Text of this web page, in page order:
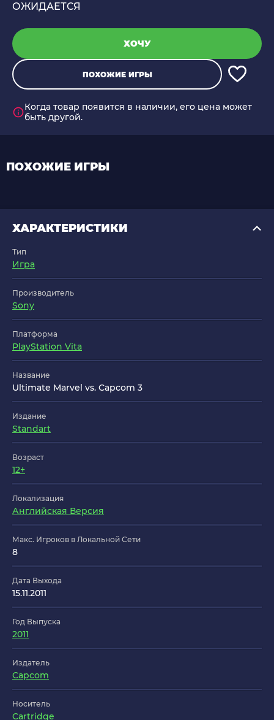
ОЖИДАЕТСЯ
ХОЧУ
ПОХОЖИЕ ИГРЫ
Когда товар появится в наличии, его цена может
быть другой.
ПОХОЖИЕ ИГРЫ
ХАРАКТЕРИСТИКИ
Тип
Игра
Производитель
Sony
Платформа
PlayStation Vita
Название
Ultimate Marvel vs. Capcom 3
Издание
Standart
Возраст
12+
Локализация
Английская Версия
Макс. Игроков в Локальной Сети
8
Дата Выхода
15.11.2011
Год Выпуска
2011
Издатель
Capcom
Носитель
Cartridge